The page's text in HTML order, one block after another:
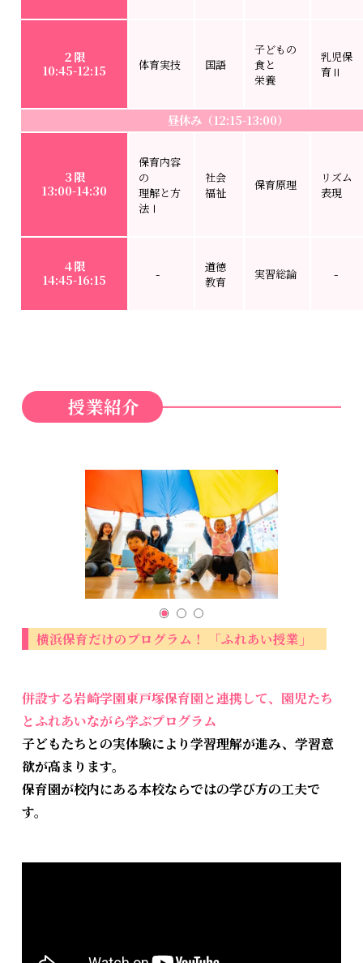
２限
10:45-12:15
体育実技 国語
子どもの
食と
栄養
乳児保
育Ⅱ
昼休み（12:15-13:00）
３限
13:00-14:30
保育内容
の
理解と方
法Ⅰ
社会
福祉
保育原理
リズム
表現
４限
14:45-16:15
道徳
教育
実習総論
授業紹介
横浜保育だけのプログラム！ 「ふれあい授業」
併設する岩崎学園東戸塚保育園と連携して、園児たち
とふれあいながら学ぶプログラム
子どもたちとの実体験により学習理解が進み、学習意
欲が高まります。
保育園が校内にある本校ならではの学び方の工夫で
す。